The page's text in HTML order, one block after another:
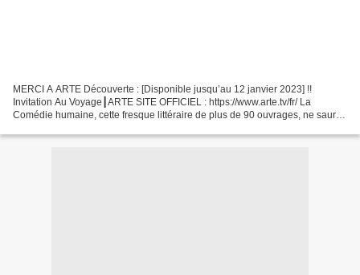
MERCI A ARTE Découverte : [Disponible jusqu’au 12 janvier 2023] !!
Invitation Au Voyage┃ARTE SITE OFFICIEL : https://www.arte.tv/fr/ La
Comédie humaine, cette fresque littéraire de plus de 90 ouvrages, ne saurait